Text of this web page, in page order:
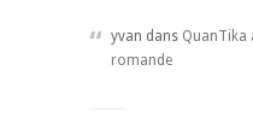
yvan dans QuanTika
romande